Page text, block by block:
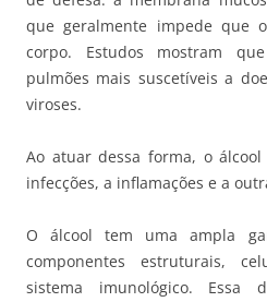
que geralmente impede que
corpo. Estudos mostram
pulmões mais suscetíveis a
viroses.
Ao atuar dessa forma, o
infecções, a inflamações e a
O álcool tem uma ampla
componentes estruturais,
sistema imunológico. Essa